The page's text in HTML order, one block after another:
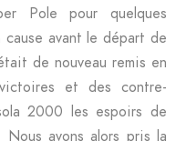
Pole pour quelques
avant le départ de
de nouveau remis en
et des contre-
2000 les espoirs de
avons alors pris la